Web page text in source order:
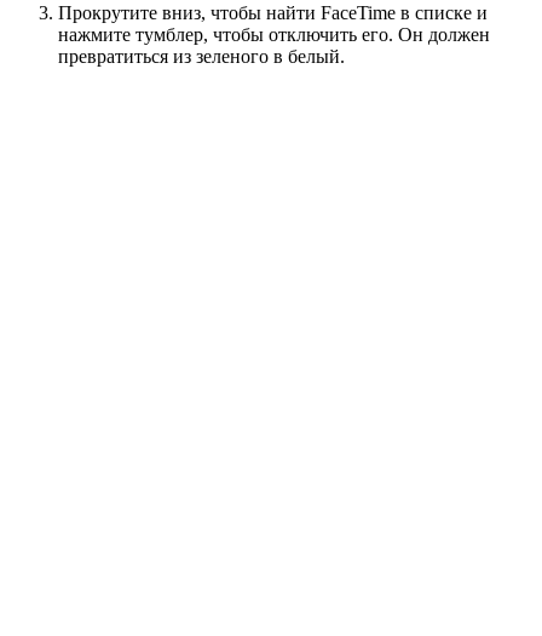
Прокрутите вниз, чтобы найти FaceTime в списке и
нажмите тумблер, чтобы отключить его. Он должен
превратиться из зеленого в белый.